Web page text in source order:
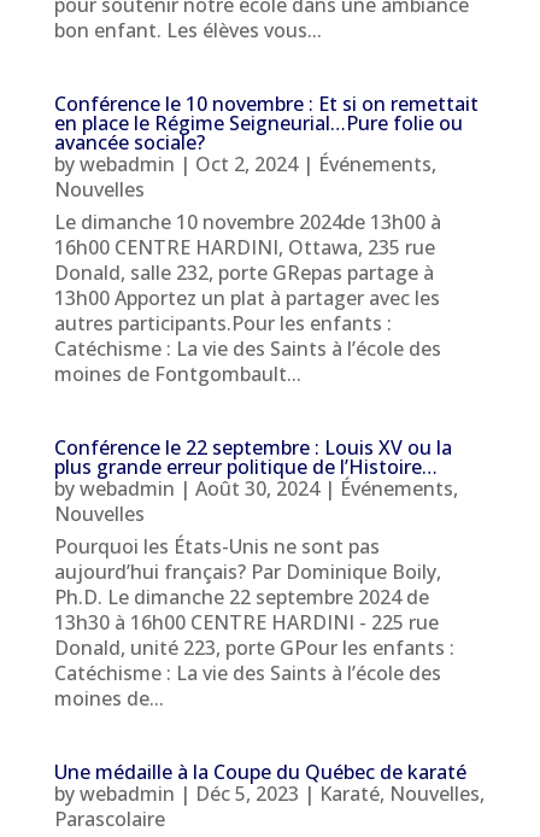
pour soutenir notre école dans une ambiance
bon enfant. Les élèves vous...
Conférence le 10 novembre : Et si on remettait
en place le Régime Seigneurial…Pure folie ou
avancée sociale?
bywebadmin | Oct 2, 2024| Événements,
Nouvelles
Le dimanche 10 novembre 2024de 13h00 à
16h00 CENTRE HARDINI, Ottawa, 235 rue
Donald, salle 232, porte GRepas partage à
13h00 Apportez un plat à partager avec les
autres participants.Pour les enfants :
Catéchisme : La vie des Saints à l’école des
moines de Fontgombault...
Conférence le 22 septembre : Louis XV ou la
plus grande erreur politique de l’Histoire…
bywebadmin | Août 30, 2024| Événements,
Nouvelles
Pourquoi les États-Unis ne sont pas
aujourd’hui français? Par Dominique Boily,
Ph.D. Le dimanche 22 septembre 2024 de
13h30 à 16h00 CENTRE HARDINI - 225 rue
Donald, unité 223, porte GPour les enfants :
Catéchisme : La vie des Saints à l’école des
moines de...
Une médaille à la Coupe du Québec de karaté
bywebadmin | Déc 5, 2023 | Karaté, Nouvelles,
Parascolaire